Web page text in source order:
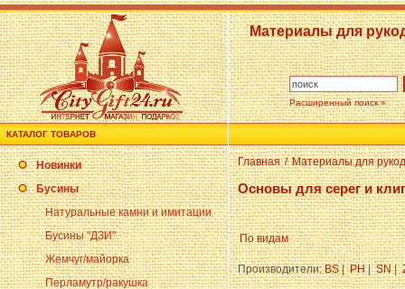
Материалы для
Расширенный поиск »
КАТАЛОГ ТОВАРОВ
Новинки
Бусины
Натуральные камни и имитации
Бусины "ДЗИ"
Жемчуг/майорка
Перламутр/ракушка
Главная / Материалы для
Основы для серег и
По видам
Производители:BS| PH| SN|